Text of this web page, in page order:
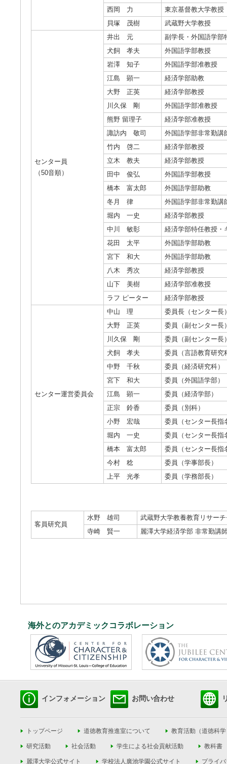
西岡 力
東京基督教大学教授
貝塚 茂樹
武蔵野大学教授
センター員
（50音順）
井出 元
副学長・外国語学部
犬飼 孝夫
外国語学部教授
岩澤 知子
外国語学部准教授
江島 顕一
経済学部助教
大野 正英
経済学部教授
川久保 剛
外国語学部准教授
熊野 留理子
経済学部准教授
諏訪内 敬司
外国語学部非常勤講
竹内 啓二
経済学部教授
立木 教夫
経済学部教授
田中 俊弘
外国語学部教授
橋本 富太郎
外国語学部助教
冬月 律
外国語学部非常勤講
堀内 一史
経済学部教授
中川 敏彰
経済学部特任教授・
花田 太平
外国語学部助教
宮下 和大
外国語学部助教
八木 秀次
経済学部教授
山下 美樹
経済学部准教授
ラフ ピーター
経済学部教授
センター運営委員会
中山 理
委員長（センター長
大野 正英
委員（副センター長
川久保 剛
委員（副センター長
犬飼 孝夫
委員（言語教育研究
中野 千秋
委員（経済研究科）
宮下 和大
委員（外国語学部）
江島 顕一
委員（経済学部）
正宗 鈴香
委員（別科）
小野 宏哉
委員（センター長指
堀内 一史
委員（センター長指
橋本 富太郎
委員（センター長指
今村 稔
委員（学事部長）
上平 光孝
委員（学務部長）
客員研究員
水野 雄司
武蔵野大学教養教育リサー
寺崎 賢一
麗澤大学経済学部 非常勤講
海外とのアカデミックコラボレーション
インフォメーション お問い合わせ
トップページ 道徳教育推進室について 教育活動（道徳科
研究活動 社会活動 学生による社会貢献活動 教科書
麗澤大学公式サイト 学校法人廣池学園公式サイト プライ